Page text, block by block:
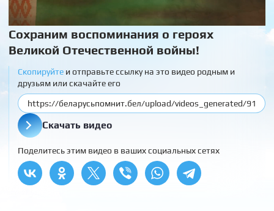
Сохраним воспоминания о героях
Великой Отечественной войны!
Скопируйтеи отправьте ссылку на это видео родным и
друзьям или скачайте его
Скачать видео
Поделитесь этим видео в ваших социальных сетях